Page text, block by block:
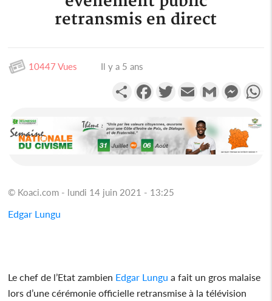
retransmis en direct
10447 Vues Il y a 5 ans
PartagerFacebookTwitterEmail Gmail
© Koaci.com - lundi 14 juin 2021 - 13:25
Edgar Lungu
Le chef de l’Etat zambien Edgar Lungu a fait un gros malaise
lors d’une cérémonie officielle retransmise à la télévision